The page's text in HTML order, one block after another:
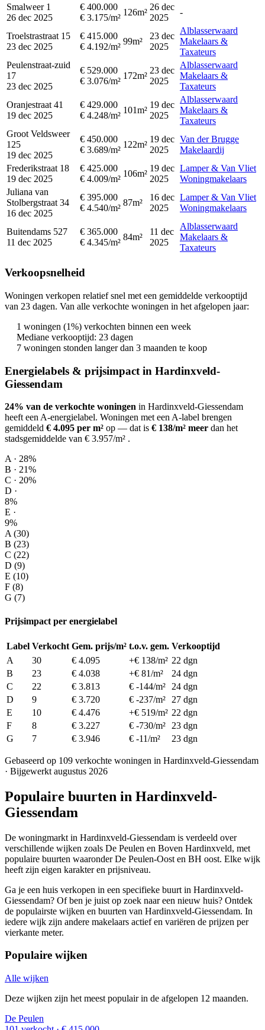
Smalweer 1
26 dec 2025
€ 400.000
€ 3.175/m²
126m²
26 dec
2025
-
Troelstrastraat 15
23 dec 2025
€ 415.000
€ 4.192/m²
99m²
23 dec
2025
Alblasserwaard
Makelaars &
Taxateurs
Peulenstraat-zuid
17
23 dec 2025
€ 529.000
€ 3.076/m²
172m²
23 dec
2025
Alblasserwaard
Makelaars &
Taxateurs
Oranjestraat 41
19 dec 2025
€ 429.000
€ 4.248/m²
101m²
19 dec
2025
Alblasserwaard
Makelaars &
Taxateurs
Groot Veldsweer
125
19 dec 2025
€ 450.000
€ 3.689/m²
122m²
19 dec
2025
Van der Brugge
Makelaardij
Frederikstraat 18
19 dec 2025
€ 425.000
€ 4.009/m²
106m²
19 dec
2025
Lamper & Van Vliet
Woningmakelaars
Juliana van
Stolbergstraat 34
16 dec 2025
€ 395.000
€ 4.540/m²
87m²
16 dec
2025
Lamper & Van Vliet
Woningmakelaars
Buitendams 527
11 dec 2025
€ 365.000
€ 4.345/m²
84m²
11 dec
2025
Alblasserwaard
Makelaars &
Taxateurs
Verkoopsnelheid
Woningen verkopen relatief snel met een gemiddelde verkooptijd
van 23 dagen. Van alle verkochte woningen in het afgelopen jaar:
1 woningen (1%) verkochten binnen een week
Mediane verkooptijd: 23 dagen
7 woningen stonden langer dan 3 maanden te koop
Energielabels & prijsimpact in Hardinxveld-
Giessendam
24% van de verkochte woningen in Hardinxveld-Giessendam
heeft een A-energielabel. Woningen met een A-label brengen
gemiddeld € 4.095 per m² op — dat is € 138/m² meer dan het
stadsgemiddelde van € 3.957/m² .
A · 28%
B · 21%
C · 20%
D ·
8%
E ·
9%
A (30)
B (23)
C (22)
D (9)
E (10)
F (8)
G (7)
Prijsimpact per energielabel
Label Verkocht Gem. prijs/m² t.o.v. gem. Verkooptijd
A
30 € 4.095 +€ 138/m² 22 dgn
B
23 € 4.038 +€ 81/m²
24 dgn
C
22 € 3.813 € -144/m²
24 dgn
D
9 € 3.720 € -237/m²
27 dgn
E
10 € 4.476 +€ 519/m² 22 dgn
F
8 € 3.227 € -730/m²
23 dgn
G
7 € 3.946 € -11/m² 23 dgn
Gebaseerd op 109 verkochte woningen in Hardinxveld-Giessendam
· Bijgewerkt augustus 2026
Populaire buurten in Hardinxveld-
Giessendam
De woningmarkt in Hardinxveld-Giessendam is verdeeld over
verschillende wijken zoals De Peulen en Boven Hardinxveld, met
populaire buurten waaronder De Peulen-Oost en BH oost. Elke wijk
heeft zijn eigen karakter en prijsniveau.
Ga je een huis verkopen in een specifieke buurt in Hardinxveld-
Giessendam? Of ben je juist op zoek naar een nieuw huis? Ontdek
de populairste wijken en buurten van Hardinxveld-Giessendam. In
iedere wijk zijn andere makelaars actief en variëren de prijzen per
vierkante meter.
Populaire wijken
Alle wijken
Deze wijken zijn het meest populair in de afgelopen 12 maanden.
De Peulen